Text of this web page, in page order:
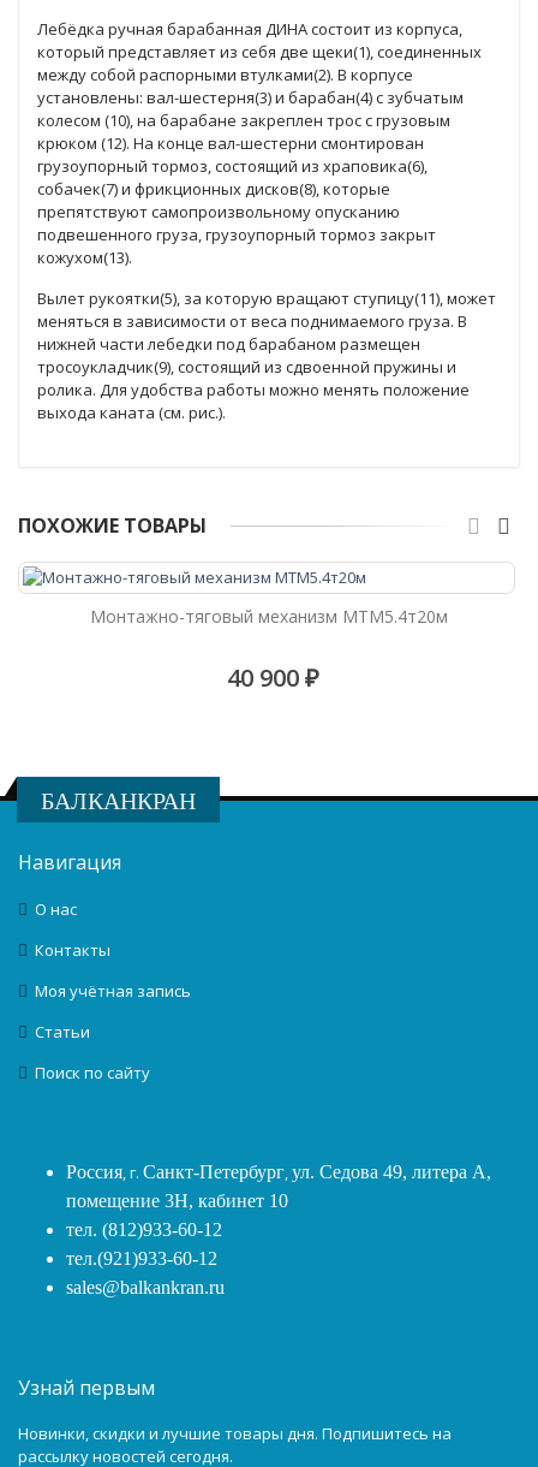
Лебёдка ручная барабанная ДИНА состоит из корпуса,
который представляет из себя две щеки(1), соединенных
между собой распорными втулками(2). В корпусе
установлены: вал-шестерня(3) и барабан(4) с зубчатым
колесом (10), на барабане закреплен трос с грузовым
крюком (12). На конце вал-шестерни смонтирован
грузоупорный тормоз, состоящий из храповика(6),
собачек(7) и фрикционных дисков(8), которые
препятствуют самопроизвольному опусканию
подвешенного груза, грузоупорный тормоз закрыт
кожухом(13).
Вылет рукоятки(5), за которую вращают ступицу(11), может
меняться в зависимости от веса поднимаемого груза. В
нижней части лебедки под барабаном размещен
тросоукладчик(9), состоящий из сдвоенной пружины и
ролика. Для удобства работы можно менять положение
выхода каната (см. рис.).
ПОХОЖИЕ ТОВАРЫ
Монтажно-тяговый механизм МТМ5.4т20м
40 900 ₽
БАЛКАНКРАН
Навигация
О нас
Контакты
Моя учётная запись
Статьи
Поиск по сайту
Россия, г. Санкт-Петербург,ул. Седова 49, литера А,
помещение 3Н, кабинет 10
тел. (812)933-60-12
тел.(921)933-60-12
sales@balkankran.ru
Узнай первым
Новинки, скидки и лучшие товары дня. Подпишитесь на
рассылку новостей сегодня.